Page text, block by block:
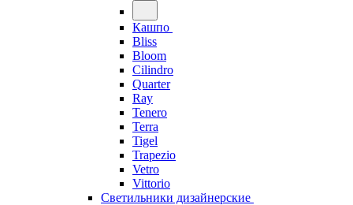
Кашпо
Bliss
Bloom
Cilindro
Quarter
Ray
Tenero
Terra
Tigel
Trapezio
Vetro
Vittorio
Светильники дизайнерские